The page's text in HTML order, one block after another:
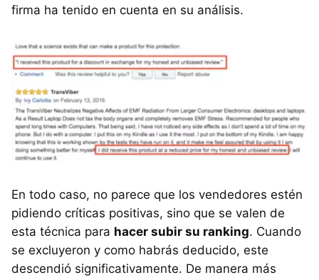
firma ha tenido en cuenta en su análisis.
En todo caso, no parece que los vendedores estén
pidiendo críticas positivas, sino que se valen de
esta técnica para hacer subir su ranking. Cuando
se excluyeron y como habrás deducido, este
descendió significativamente. De manera más